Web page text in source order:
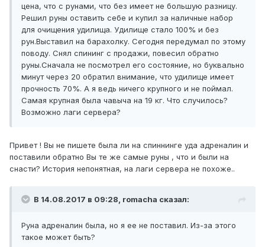
цена, что с рунами, что без имеет не большую разницу.
Решил руны оставить себе и купил за наличные набор
для очищения удилища. Удилище стало 100% и без
рун.Выставил на барахолку. Сегодня передумал по этому
поводу. Снял спининг с продажи, повесил обратно
руны.Сначала не посмотрел его состояние, но буквально
минут через 20 обратил внимание, что удилище имеет
прочность 70%. А я ведь ничего крупного и не поймал.
Самая крупная была чавыча на 19 кг. Что случилось?
Возможно лаги сервера?
Привет ! Вы не пишете была ли на спиннинге уда адреналин и
поставили обратно Вы те же самые руны , что и были на
снасти? История непонятная, на лаги сервера не похоже..
В 14.08.2017 в 09:28, romacha сказал:
Руна адреналин была, но я ее не поставил. Из-за этого
такое может быть?